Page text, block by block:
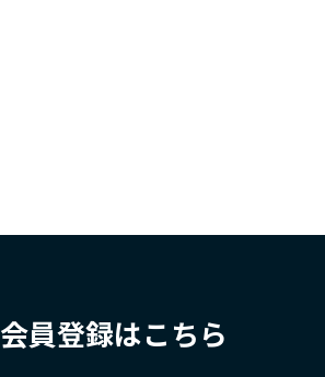
会員登録はこちら